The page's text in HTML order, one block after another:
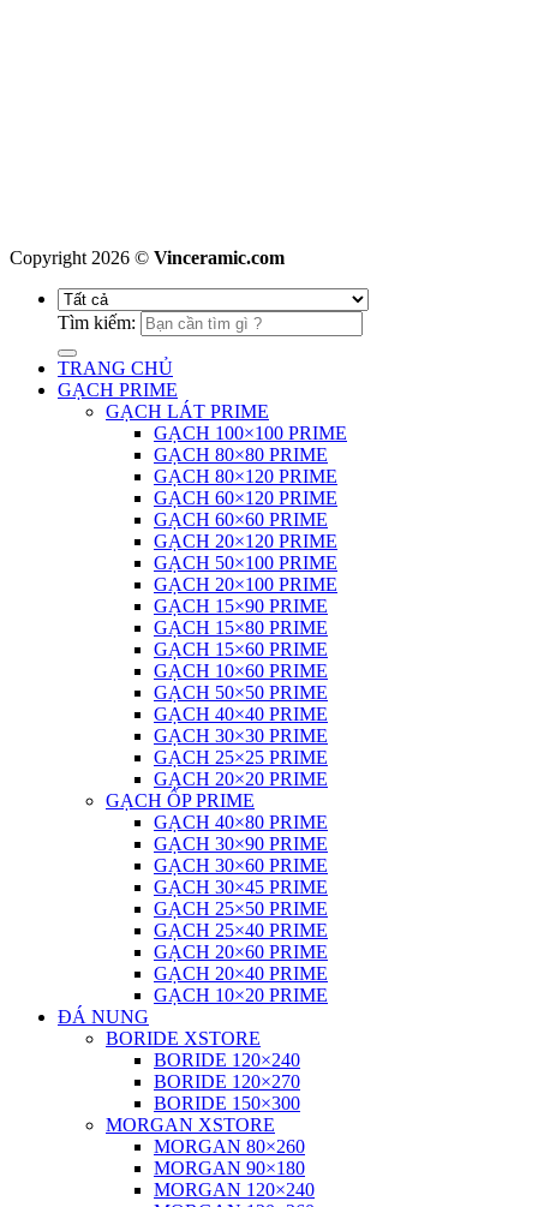
Copyright 2026 © Vinceramic.com
Tìm kiếm:
TRANG CHỦ
GẠCH PRIME
GẠCH LÁT PRIME
GẠCH 100×100 PRIME
GẠCH 80×80 PRIME
GẠCH 80×120 PRIME
GẠCH 60×120 PRIME
GẠCH 60×60 PRIME
GẠCH 20×120 PRIME
GẠCH 50×100 PRIME
GẠCH 20×100 PRIME
GẠCH 15×90 PRIME
GẠCH 15×80 PRIME
GẠCH 15×60 PRIME
GẠCH 10×60 PRIME
GẠCH 50×50 PRIME
GẠCH 40×40 PRIME
GẠCH 30×30 PRIME
GẠCH 25×25 PRIME
GẠCH 20×20 PRIME
GẠCH ỐP PRIME
GẠCH 40×80 PRIME
GẠCH 30×90 PRIME
GẠCH 30×60 PRIME
GẠCH 30×45 PRIME
GẠCH 25×50 PRIME
GẠCH 25×40 PRIME
GẠCH 20×60 PRIME
GẠCH 20×40 PRIME
GẠCH 10×20 PRIME
ĐÁ NUNG
BORIDE XSTORE
BORIDE 120×240
BORIDE 120×270
BORIDE 150×300
MORGAN XSTORE
MORGAN 80×260
MORGAN 90×180
MORGAN 120×240